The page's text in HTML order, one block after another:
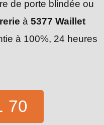
de porte blindée ou
à 5377 Waillet
à 100%, 24 heures
70